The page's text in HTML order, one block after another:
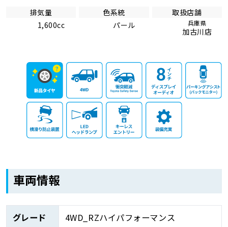
排気量
1,600cc
色系統
パール
取扱店舗
兵庫県
加古川店
車両情報
グレード
4WD_RZハイパフォーマンス